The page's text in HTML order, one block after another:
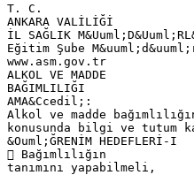
T. C.
ANKARA VALİLİĞİ
İL SAĞLIK
Eğitim Şube
www.asm.gov.tr
ALKOL VE MADDE
BAĞIMLILIĞI
AMA&Ccedil;:
Alkol ve madde
konusunda bilgi ve tutum
&Ouml;ĞRENİM HEDEFLERİ-I
 Bağımlılığın
tanımını yapabilmeli,